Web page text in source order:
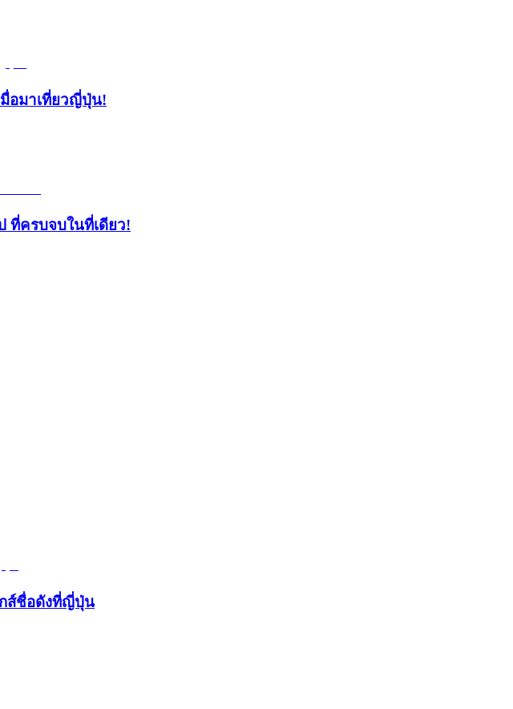
อมาเที่ยวญี่ปุ่น!
ที่ครบจบในที่เดียว!
กส์ชื่อดังที่ญี่ปุ่น